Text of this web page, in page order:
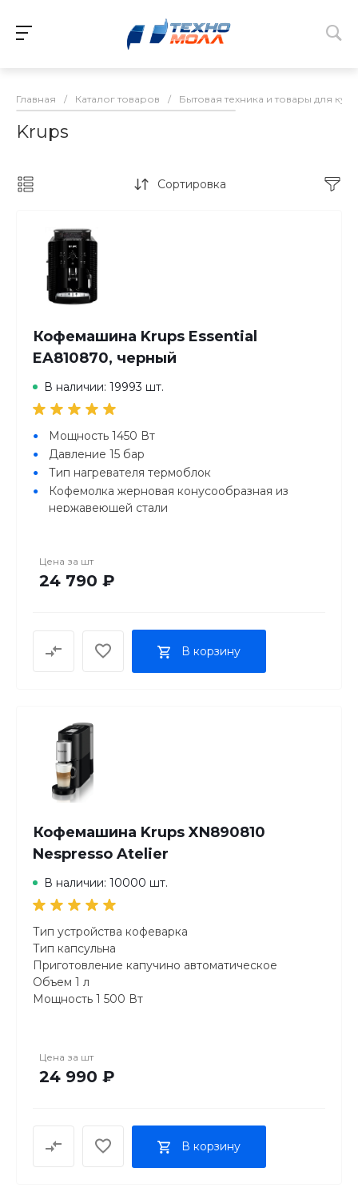
Главная / Каталог товаров / Бытовая техника и товары для
Krups
Сортировка
Кофемашина Krups Essential
EA810870, черный
В наличии: 19993 шт.
Мощность 1450 Вт
Давление 15 бар
Тип нагревателя термоблок
Кофемолка жерновая конусообразная из
нержавеющей стали
Объем резервуара для воды 1.8 л
Съемный поддон для жидкости есть
Цена за шт
24 790 ₽
В корзину
Кофемашина Krups XN890810
Nespresso Atelier
В наличии: 10000 шт.
Тип устройства кофеварка
Тип капсульна
Приготовление капучино автоматическое
Объем 1 л
Мощность 1 500 Вт
лунго, ристретто
Тип капсул Nespresso Original
Контейнер для отходов
Цена за шт
24 990 ₽
В корзину